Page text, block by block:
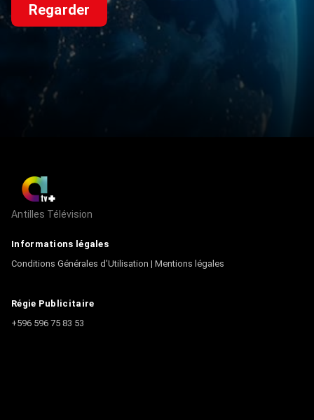
Regarder
Antilles Télévision
Informations légales
Conditions Générales d’Utilisation | Mentions légales
Régie Publicitaire
+596 596 75 83 53